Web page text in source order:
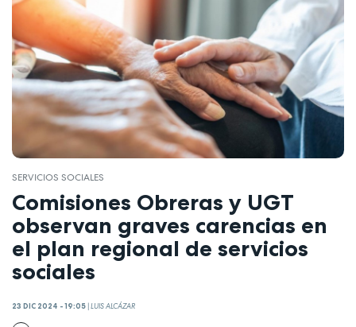
SERVICIOS SOCIALES
Comisiones Obreras y UGT
observan graves carencias en
el plan regional de servicios
sociales
23 DIC 2024 - 19:05 |LUIS ALCÁZAR